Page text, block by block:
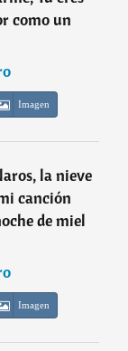
como un
Imagen
la nieve
canción
de miel
Imagen